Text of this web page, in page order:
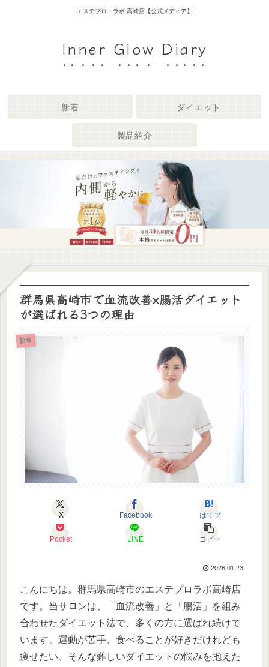
エステプロ・ラボ 高崎店【公式メディア】
Inner Glow Diary
新着 ダイエット
製品紹介
群馬県高崎市で血流改善×腸活ダイエット
が選ばれる3つの理由
新着
X Facebook はてブ
Pocket LINE コピー
2026.01.23
こんにちは。群馬県高崎市のエステプロラボ高崎店
です。当サロンは、「血流改善」と「腸活」を組み
合わせたダイエット法で、多くの方に選ばれ続けて
います。運動が苦手、食べることが好きだけれども
痩せたい、そんな難しいダイエットの悩みを抱えた